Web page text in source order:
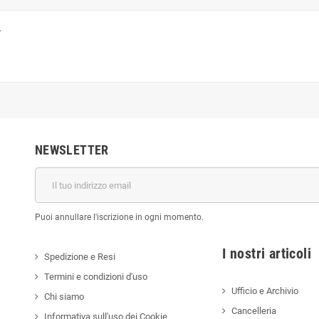
NEWSLETTER
Puoi annullare l'iscrizione in ogni momento.
Spedizione e Resi
Termini e condizioni d'uso
Chi siamo
Informativa sull'uso dei Cookie
I nostri
Ufficio e Archivio
Cancelleria